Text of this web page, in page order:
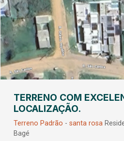
TERRENO COM
LOCALIZAÇÃO.
Terreno Padrão - santa rosa
Bagé